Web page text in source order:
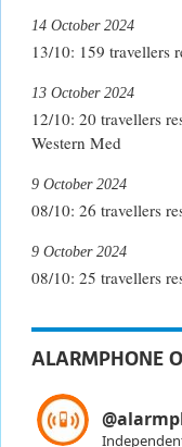
13/10: 159 travellers
14 October 2024
12/10: 20 travellers
Western Med
13 October 2024
08/10: 26 travellers
9 October 2024
08/10: 25 travellers
9 October 2024
ALARMPHONE